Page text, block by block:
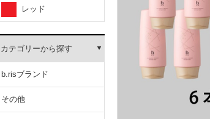
レッド
カテゴリーから探す
b.risブランド
その他